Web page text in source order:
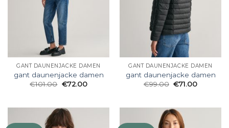
GANT DAUNENJACKE DAMEN
gant daunenjacke damen
€101.00 €72.00
GANT DAUNENJACKE DAMEN
gant daunenjacke damen
€99.00 €71.00